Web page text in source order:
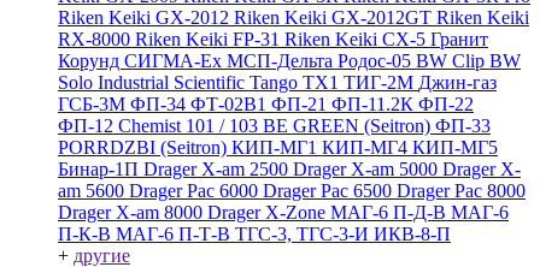
Riken Keiki GX-2012 Riken Keiki GX-2012GT Riken Keiki
RX-8000 Riken Keiki FP-31 Riken Keiki CX-5 Гранит
Корунд СИГМА-Ех МСП-Дельта Родос-05 BW Clip BW
Solo Industrial Scientific Tango TX1 ТИГ-2М Джин-газ
ГСБ-3М ФП-34 ФТ-02В1 ФП-21 ФП-11.2К ФП-22
ФП-12 Chemist 101 / 103 BE GREEN (Seitron) ФП-33
PORRDZBI (Seitron) КИП-МГ1 КИП-МГ4 КИП-МГ5
Бинар-1П Drager X-am 2500 Drager X-am 5000 Drager X-
am 5600 Drager Pac 6000 Drager Pac 6500 Drager Pac 8000
Drager X-am 8000 Drager X-Zone МАГ-6 П-Д-В МАГ-6
П-К-В МАГ-6 П-Т-В ТГС-3, ТГС-3-И ИКВ-8-П
+ другие